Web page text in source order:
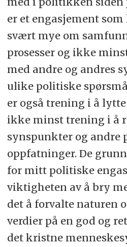
er et engasjement
svært mye om
prosesser og ikke
med andre og andres
ulike politiske
er også trening i å
ikke minst trening i å
synspunkter og andre
oppfatninger. De
for mitt politiske
viktigheten av å bry
det å forvalte naturen
verdier på en god og
det kristne